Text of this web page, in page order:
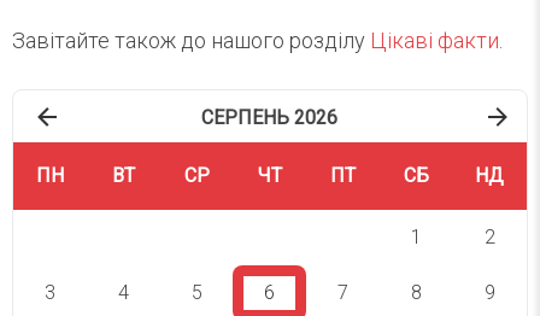
Завітайте також до нашого розділу Цікаві факти
СЕРПЕНЬ 2026
ПН ВТ СР ЧТ ПТ СБ НД
1 2
3 4 5 6 7 8 9